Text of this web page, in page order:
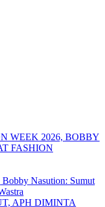
Bobby Nasution: Sumut